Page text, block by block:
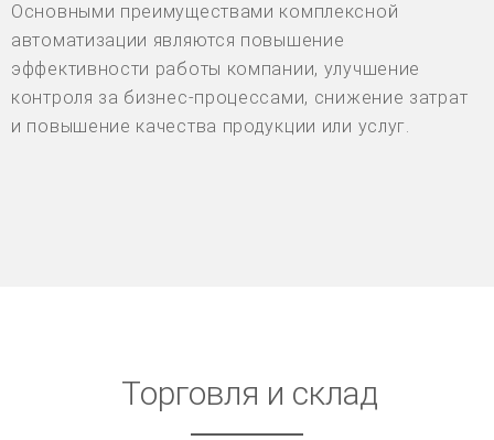
Основными преимуществами комплексной
автоматизации являются повышение
эффективности работы компании, улучшение
контроля за бизнес-процессами, снижение затрат
и повышение качества продукции или услуг.
Торговля и склад